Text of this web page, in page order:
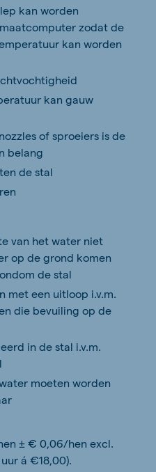
kan worden
zodat de
kan worden
kan gauw
of sproeiers is de
belang
de stal
van het water niet
op de grond komen
de stal
met een uitloop i.v.m.
die bevuiling op de
in de stal i.v.m.
moeten worden
± € 0,06/hen excl.
á €18,00).